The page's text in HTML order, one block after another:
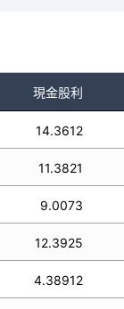
現金股利
14.3612
11.3821
9.0073
12.3925
4.38912